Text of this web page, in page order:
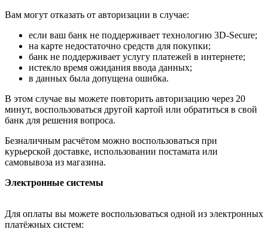
Вам могут отказать от авторизации в случае:
если ваш банк не поддерживает технологию 3D-Secure;
на карте недостаточно средств для покупки;
банк не поддерживает услугу платежей в интернете;
истекло время ожидания ввода данных;
в данных была допущена ошибка.
В этом случае вы можете повторить авторизацию через 20
минут, воспользоваться другой картой или обратиться в свой
банк для решения вопроса.
Безналичным расчётом можно воспользоваться при
курьерской доставке, использовании постамата или
самовывоза из магазина.
Электронные системы
Для оплаты вы можете воспользоваться одной из электронных
платёжных систем: